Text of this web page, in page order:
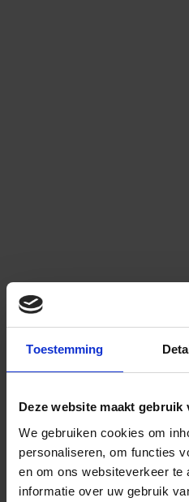
Toestemming
Deze website maakt gebruik
We gebruiken cookies om
personaliseren, om functies
en om ons websiteverkeer te
informatie over uw gebruik